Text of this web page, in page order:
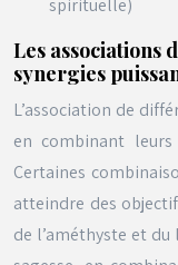
spirituelle)
Les associations
synergies
L’association de
en combinant
Certaines
atteindre des
de l’améthyste et